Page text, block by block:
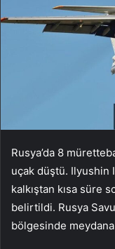
Rusya’da 8
uçak düştü. Ilyushin
kalkıştan kısa süre
belirtildi. Rusya
bölgesinde